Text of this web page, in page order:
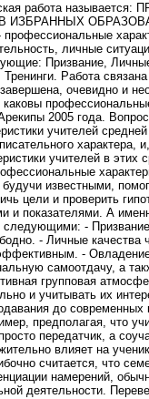
работа
ИЗБРАННЫХ
личные
Призвание,
Работа
очевидно и
2005 года.
учителей
учителей в
будучи известными,
цели и проверить
и показателями. А
следующими: -
- Личные
-
самоотдачу, а
групповая
и учитывать их
до современных
предполагая, что
передатчик, а
влияет на
считается, что
намерений,
деятельности.